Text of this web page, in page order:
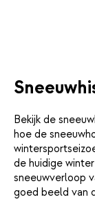
Bekijk de
hoe de
de huidige
sneeuwverloop
goed beeld van